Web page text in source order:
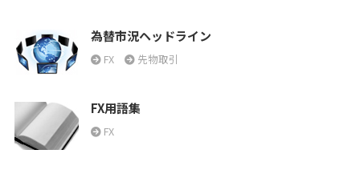
為替市況ヘッドライン
FX 先物取引
FX用語集
FX